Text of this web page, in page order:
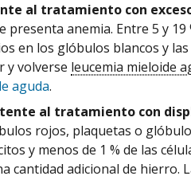
al tratamiento con
presenta anemia. Entre 5 y
en los glóbulos blancos y
y volverse leucemia mieloide
aguda.
al tratamiento con
rojos, plaquetas o
y menos de 1 % de las
cantidad adicional de